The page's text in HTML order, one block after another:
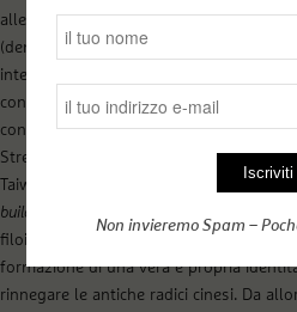
alle origini del Kmt e ai “tre principi del
(democrazia), minsheng
inteso come l’unione di tutte le etnie
contempo il processo di costruzione
continentale intorno agli anni Trenta,
Stretto, all’epoca ancora nell’orbita
Taiwan del governo nazionalista in fuga
building
filoindipendentista Democratic
formazione di una vera e propria
rinnegare le antiche radici cinesi. Da
Non invieremo Spam –